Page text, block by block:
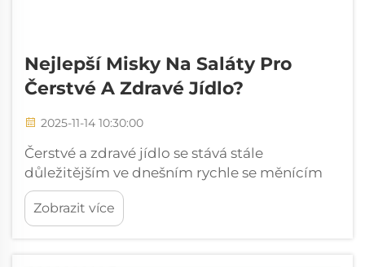
Nejlepší Misky Na Saláty Pro
Čerstvé A Zdravé Jídlo?
2025-11-14 10:30:00
Čerstvé a zdravé jídlo se stává stále
důležitějším ve dnešním rychle se měnícím
světě a volba servírovacích nádob může
výrazně ovlivnit jak prezentaci, tak i chuťové
zažití výživově hodnotných potravin. Kvalitní
Zobrazit více